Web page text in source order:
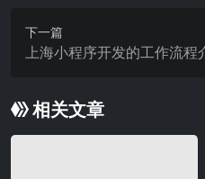
下一篇
上海小程序开发的工作流程
相关文章